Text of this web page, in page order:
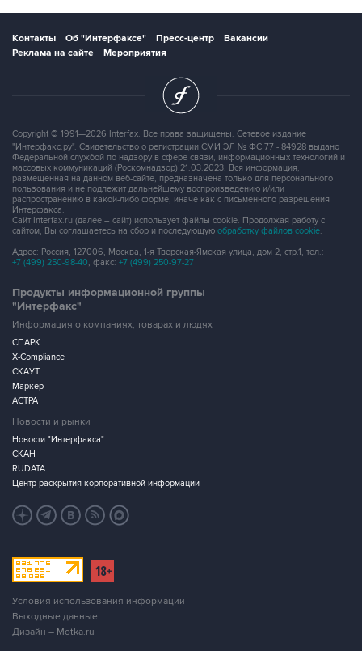
Контакты Об "Интерфаксе" Пресс-центр
Вакансии
Реклама на сайте
Мероприятия
Copyright © 1991—2026 Interfax. Все права защищены. Сетевое издание
"Интерфакс.ру". Свидетельство о регистрации СМИ ЭЛ № ФС 77 - 84928 выдано
Федеральной службой по надзору в сфере связи, информационных технологий и
массовых коммуникаций (Роскомнадзор) 21.03.2023. Вся информация,
размещенная на данном веб-сайте, предназначена только для персонального
пользования и не подлежит дальнейшему воспроизведению и/или
распространению в какой-либо форме, иначе как с письменного разрешения
Интерфакса.
Сайт Interfax.ru (далее – сайт) использует файлы cookie. Продолжая работу с
сайтом, Вы соглашаетесь на сбор и последующую обработку файлов cookie.
Адрес: Россия, 127006, Москва, 1-я Тверская-Ямская улица, дом 2, стр.1, тел.:
+7 (499) 250-98-40, факс: +7 (499) 250-97-27
Продукты информационной группы
"Интерфакс"
Информация о компаниях, товарах и людях
СПАРК
X-Compliance
СКАУТ
Маркер
АСТРА
Новости и рынки
Новости "Интерфакса"
СКАН
RUDATA
Центр раскрытия корпоративной информации
Условия использования информации
Выходные данные
Дизайн – Motka.ru